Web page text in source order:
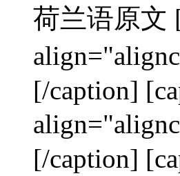
荷兰语原文
[/caption]
[/caption]